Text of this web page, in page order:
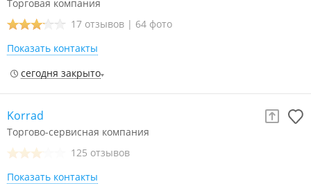
Торговая компания
17 отзывов | 64 фото
Показать контакты
сегодня закрыто
Korrad
Торгово-сервисная компания
125 отзывов
Показать контакты